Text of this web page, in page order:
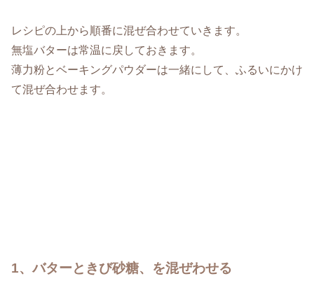
レシピの上から順番に混ぜ合わせていきます。
無塩バターは常温に戻しておきます。
薄力粉とベーキングパウダーは一緒にして、ふるいにかけ
て混ぜ合わせます。
1、バターときび砂糖、を混ぜわせる